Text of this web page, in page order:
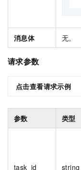
消息体 无。
请求参数
点击查看请求示例
参数 类型
task_id string